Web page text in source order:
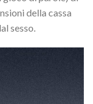
della cassa
sesso.